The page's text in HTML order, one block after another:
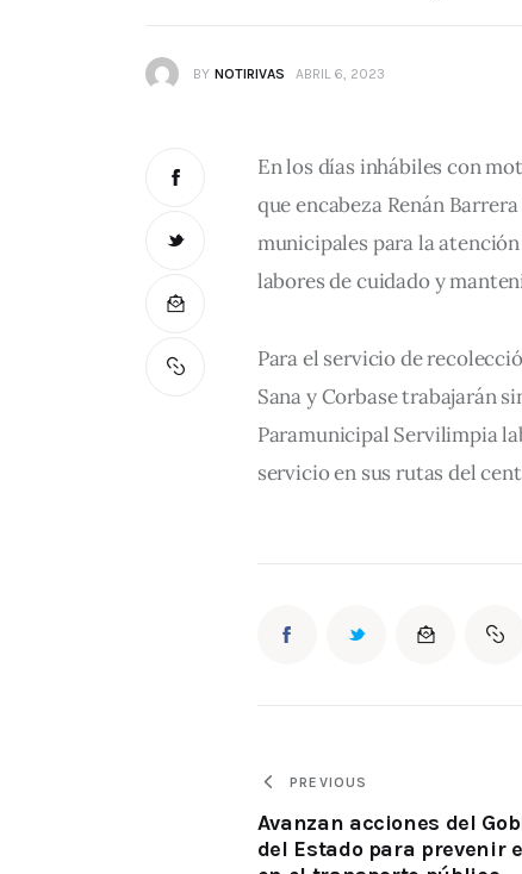
BY NOTIRIVAS ABRIL 6, 2023
En los días inhábiles con
que encabeza Renán
municipales para la
labores de cuidado y
Para el servicio de
Sana y Corbase trabajarán
Paramunicipal Servilimpia
servicio en sus rutas del
PREVIOUS
Avanzan acciones del
del Estado para prevenir